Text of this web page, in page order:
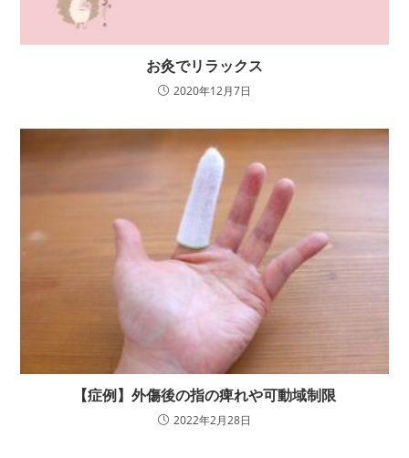
お灸でリラックス
2020年12月7日
【症例】外傷後の指の痺れや可動域制限
2022年2月28日